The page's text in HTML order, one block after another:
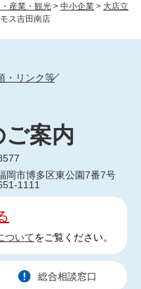
産業・観光 > 中小企業 > 大店立
ス吉田南店
・リンク等
案内
岡市博多区東公園7番7号
1111
ついてをご覧ください。
総合相談窓口